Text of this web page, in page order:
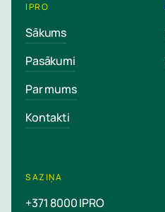
IPRO
Sākums
Pasākumi
Par mums
Kontakti
SAZIŅA
+371 8000 IPRO